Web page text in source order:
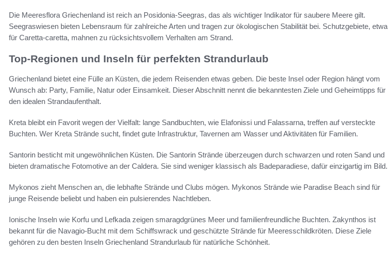
Die Meeresflora Griechenland ist reich an Posidonia-Seegras, das als wichtiger Indikator für saubere Meere gilt.
Seegraswiesen bieten Lebensraum für zahlreiche Arten und tragen zur ökologischen Stabilität bei. Schutzgebiete, etwa
für Caretta-caretta, mahnen zu rücksichtsvollem Verhalten am Strand.
Top-Regionen und Inseln für perfekten Strandurlaub
Griechenland bietet eine Fülle an Küsten, die jedem Reisenden etwas geben. Die beste Insel oder Region hängt vom
Wunsch ab: Party, Familie, Natur oder Einsamkeit. Dieser Abschnitt nennt die bekanntesten Ziele und Geheimtipps für
den idealen Strandaufenthalt.
Kreta bleibt ein Favorit wegen der Vielfalt: lange Sandbuchten, wie Elafonissi und Falassarna, treffen auf versteckte
Buchten. Wer Kreta Strände sucht, findet gute Infrastruktur, Tavernen am Wasser und Aktivitäten für Familien.
Santorin besticht mit ungewöhnlichen Küsten. Die Santorin Strände überzeugen durch schwarzen und roten Sand und
bieten dramatische Fotomotive an der Caldera. Sie sind weniger klassisch als Badeparadiese, dafür einzigartig im Bild.
Mykonos zieht Menschen an, die lebhafte Strände und Clubs mögen. Mykonos Strände wie Paradise Beach sind für
junge Reisende beliebt und haben ein pulsierendes Nachtleben.
Ionische Inseln wie Korfu und Lefkada zeigen smaragdgrünes Meer und familienfreundliche Buchten. Zakynthos ist
bekannt für die Navagio-Bucht mit dem Schiffswrack und geschützte Strände für Meeresschildkröten. Diese Ziele
gehören zu den besten Inseln Griechenland Strandurlaub für natürliche Schönheit.